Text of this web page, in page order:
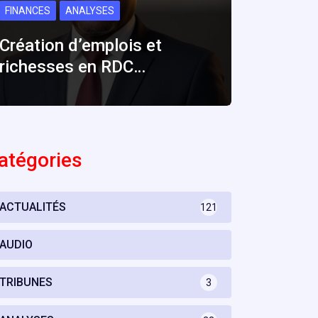
FINANCES ANALYSES
d’emplois et
en RDC…
121
3